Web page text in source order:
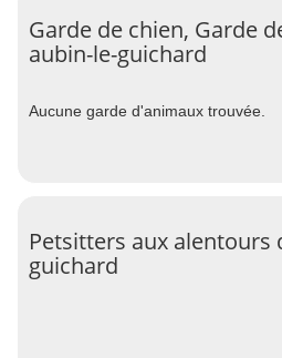
Garde de chien, Garde
aubin-le-guichard
Aucune garde d'animaux trouvée.
Petsitters aux alentours
guichard